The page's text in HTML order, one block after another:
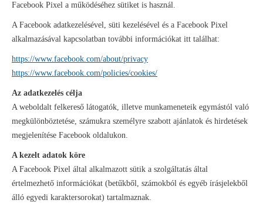
Facebook Pixel a működéséhez sütiket is használ.
A Facebook adatkezelésével, süti kezelésével és a Facebook Pixel
alkalmazásával kapcsolatban további információkat itt találhat:
https://www.facebook.com/about/privacy
https://www.facebook.com/policies/cookies/
Az adatkezelés célja
A weboldalt felkereső látogatók, illetve munkameneteik egymástól való
megkülönböztetése, számukra személyre szabott ajánlatok és hirdetések
megjelenítése Facebook oldalukon.
A kezelt adatok köre
A Facebook Pixel által alkalmazott sütik a szolgáltatás által
értelmezhető információkat (betűkből, számokból és egyéb írásjelekből
álló egyedi karaktersorokat) tartalmaznak.